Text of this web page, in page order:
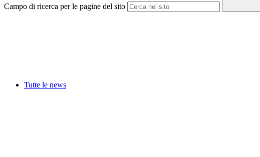
Campo di ricerca per le pagine del sito
Tutte le news